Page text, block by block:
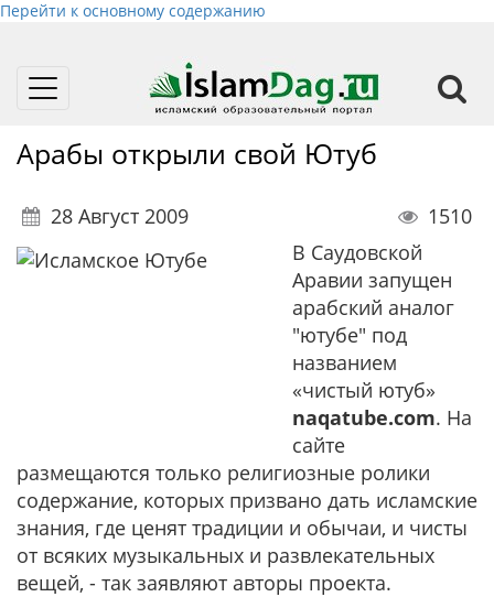
Перейти к основному содержанию
Toggle
Арабы открыли свой Ютуб
28 Август 2009
1510
В Саудовской
Аравии запущен
арабский аналог
"ютубе" под
названием
«чистый ютуб»
naqatube.com. На
сайте
размещаются только религиозные ролики
содержание, которых призвано дать исламские
знания, где ценят традиции и обычаи, и чисты
от всяких музыкальных и развлекательных
вещей, - так заявляют авторы проекта.